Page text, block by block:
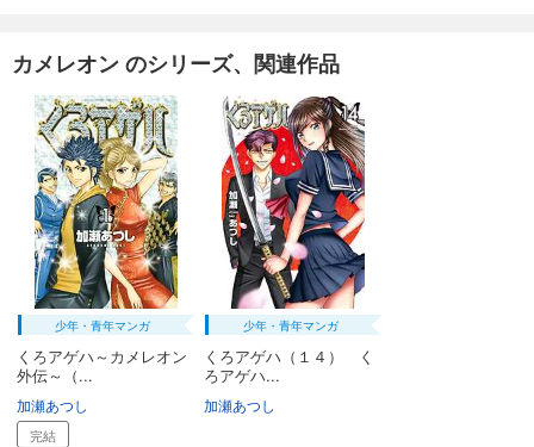
あらすじを表示する
カメレオン（３０）
594円 (税込)
完結
あらすじを表示する
カメレオン（３１）
594 円 (税込)
完結
カメレオン のシリーズ、関連作品
少年・青年マンガ
くろアゲハ～カメレオン
外伝～（...
加瀬あつし
完結
少年・青年マンガ
くろアゲハ（１４） く
ろアゲハ...
加瀬あつし